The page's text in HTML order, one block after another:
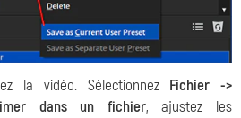
la vidéo. Sélectionnez Fichier ->
dans un fichier, ajustez les